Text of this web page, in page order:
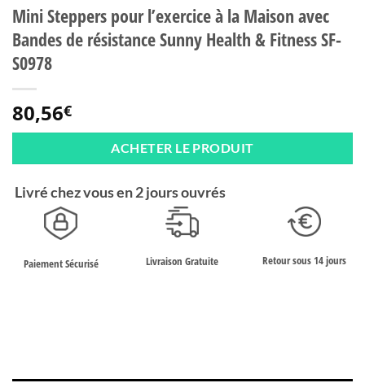
Mini Steppers pour l’exercice à la Maison avec
Bandes de résistance Sunny Health & Fitness SF-
S0978
80,56€
ACHETER LE PRODUIT
Livré chez vous en 2 jours ouvrés
Paiement Sécurisé Livraison Gratuite Retour sous 14 jours